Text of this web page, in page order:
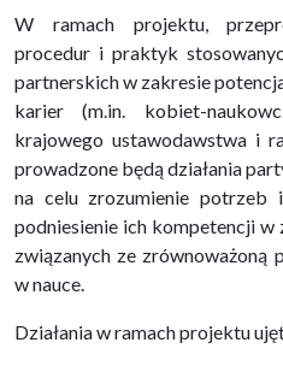
W ramach projektu,
procedur i praktyk
partnerskich w zakresie
karier (m.in. kobiet-
krajowego ustawodawstwa i
prowadzone będą działania
na celu zrozumienie potrzeb
podniesienie ich kompetencji
związanych ze zrównoważoną
w nauce.
Działania w ramach projektu